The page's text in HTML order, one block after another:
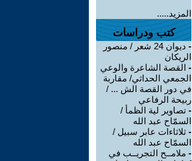
المزيد.....
كتب ودراسات
-
ديوان 24 شعر / منصور
الريكان
- القصة الشاعرة والوعي
الجمعي الحداثي/ مقاربة
في دور القصة الش ... /
ربيحة الرفاعي
- تصاوير لية الظمأ /
السمّاح عبد الله
- ثلاثاءات عابر سبيل /
السمّاح عبد الله
- ملامــح التجريــب في